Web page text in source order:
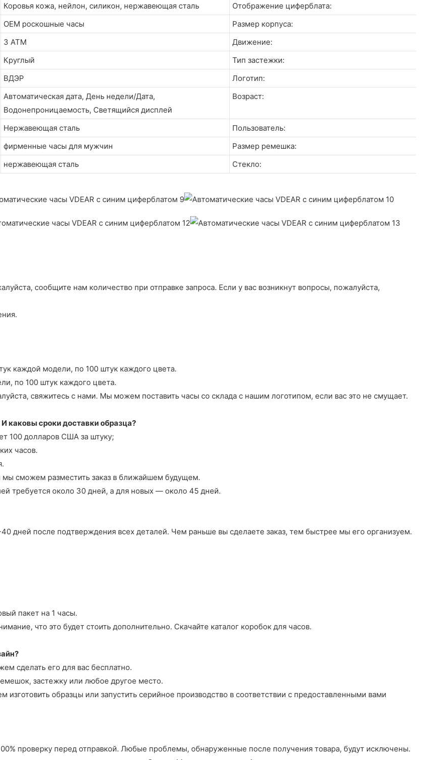
Коровья кожа, нейлон, силикон, нержавеющая сталь
Отображение циферблата:
OEM роскошные часы
Размер корпуса:
3 ATM
Движение:
Круглый
Тип застежки:
ВДЭР
Логотип:
Автоматическая дата, День недели/Дата,
Водонепроницаемость, Светящийся дисплей
Возраст:
Нержавеющая сталь
Пользователь:
фирменные часы для мужчин
Размер ремешка:
нержавеющая сталь Стекло:
сообщите нам количество при отправке запроса. Если у вас возникнут вопросы, пожалуйста,
каждой модели, по 100 штук каждого цвета.
по 100 штук каждого цвета.
свяжитесь с нами. Мы можем поставить часы со склада с нашим логотипом, если вас это не смущает.
каковы сроки доставки образца?
100 долларов США за штуку;
часов.
мы сможем разместить заказ в ближайшем будущем.
требуется около 30 дней, а для новых — около 45 дней.
дней после подтверждения всех деталей. Чем раньше вы сделаете заказ, тем быстрее мы его организуем.
пакет на 1 часы.
что это будет стоить дополнительно. Скачайте каталог коробок для часов.
сделать его для вас бесплатно.
застежку или любое другое место.
образцы или запустить серийное производство в соответствии с предоставленными вами
проверку перед отправкой. Любые проблемы, обнаруженные после получения товара, будут исключены.